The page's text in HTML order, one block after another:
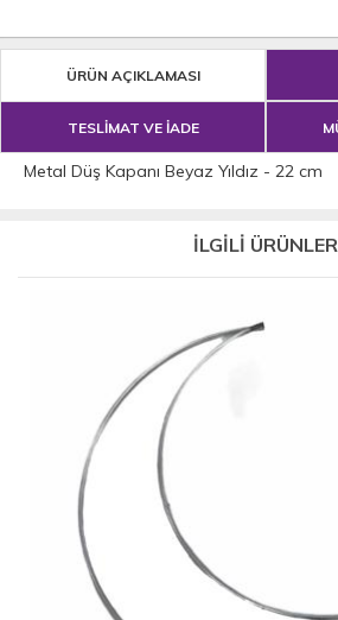
ÜRÜN AÇIKLAMASI
TESLİMAT VE İADE
Metal Düş Kapanı Beyaz Yıldız - 22 cm
İLGİLİ ÜRÜNLER